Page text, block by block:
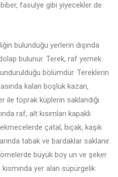
fasulye gibi yiyecekler de
bulunduğu yerlerin dışında
bulunur. Terek, raf yemek
bölümdür. Tereklerin
kalan boşluk kazan,
ile toprak küplerin saklandığı
raf, alt kısımları kapaklı
çatal, bıçak, kaşık
tabak ve bardaklar saklanır.
büyük boy un ve şeker
kısmında yer alan süpürgelik